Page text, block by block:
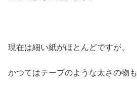
現在は細い紙がほとんどですが、
かつてはテープのような太さの物も